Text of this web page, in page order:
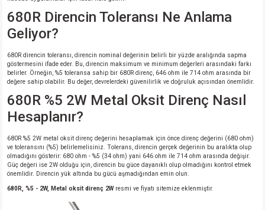
680R Direncin Toleransı Ne Anlama
Geliyor?
680R direncin toleransı, direncin nominal değerinin belirli bir yüzde aralığında sapma
göstermesini ifade eder. Bu, direncin maksimum ve minimum değerleri arasındaki farkı
belirler. Örneğin, %5 toleransa sahip bir 680R direnç, 646 ohm ile 714 ohm arasında bir
değere sahip olabilir. Bu değer, devrelerdeki güvenilirlik ve doğruluk açısından önemlidir.
680R %5 2W Metal Oksit Direnç Nasıl
Hesaplanır?
680R %5 2W metal oksit direnç değerini hesaplamak için önce direnç değerini (680 ohm)
ve toleransını (%5) belirlemelisiniz. Tolerans, direncin gerçek değerinin bu aralıkta olup
olmadığını gösterir: 680 ohm - %5 (34 ohm) yani 646 ohm ile 714 ohm arasında değişir.
Güç değeri ise 2W olduğu için, direncin bu güce dayanıklı olup olmadığını kontrol etmek
önemlidir. Direncin yük altında bu gücü aşmadığından emin olun.
680R, %5 - 2W, Metal oksit direnç 2Wresmi ve fiyatı sitemize eklenmiştir.